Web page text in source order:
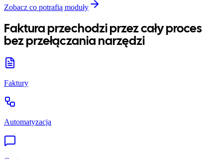
Zobacz co potrafią moduły
Faktura przechodzi przez cały proces
bez przełączania narzędzi
Faktury
Automatyzacja